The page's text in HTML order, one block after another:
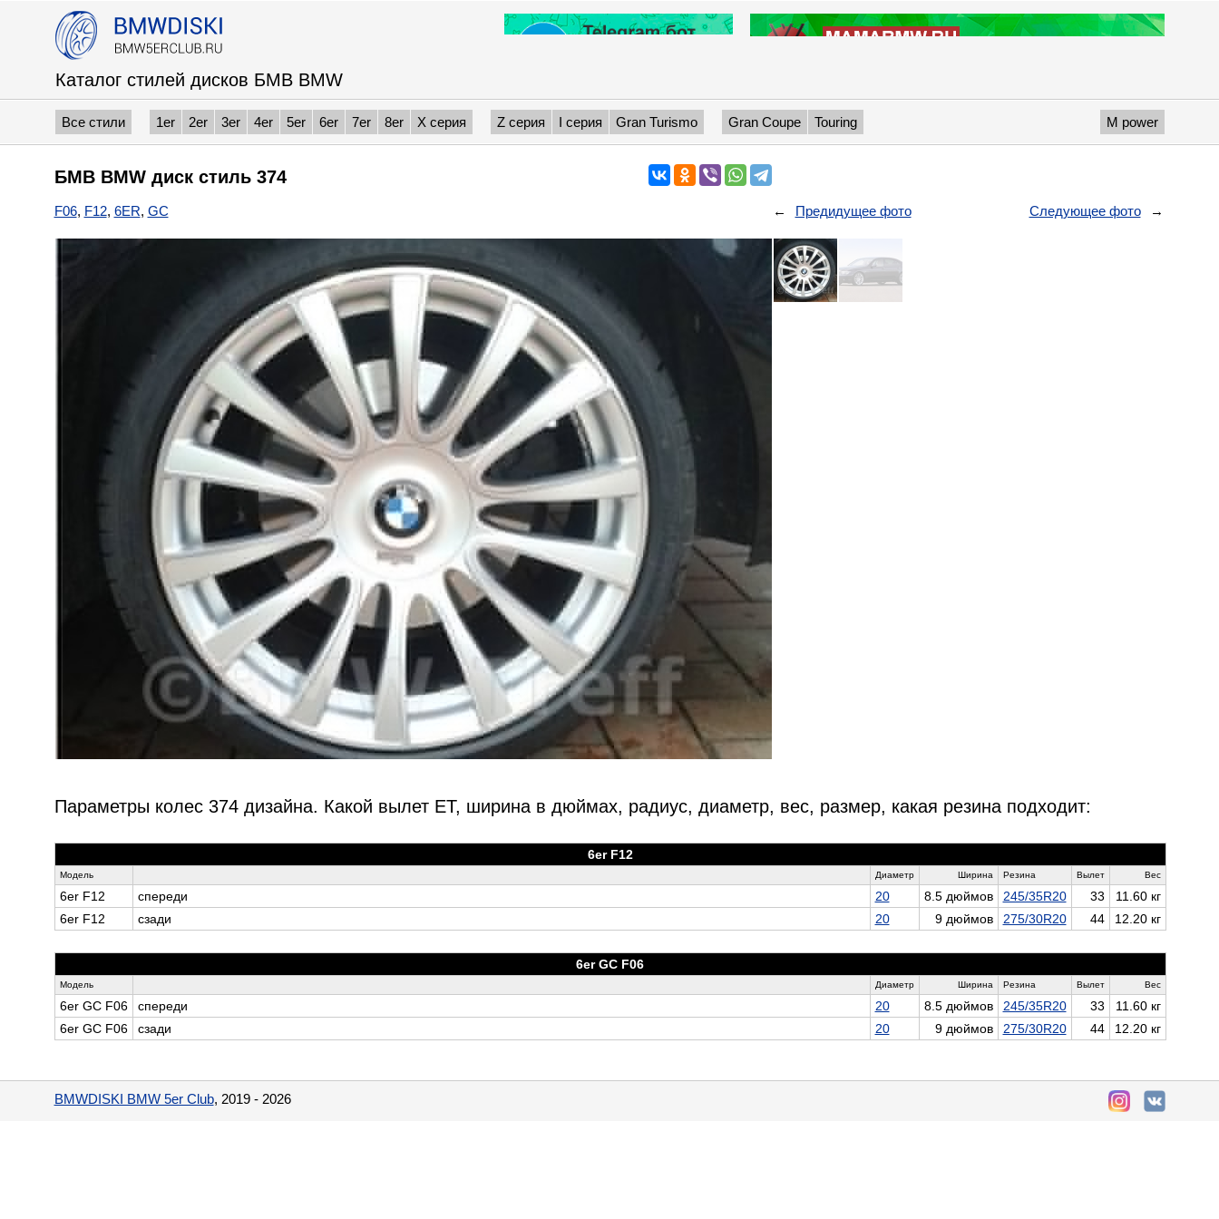
Каталог стилей дисков БМВ BMW
Все стили 1er 2er 3er 4er 5er 6er 7er 8er X серия Z серия I серия Gran Turismo Gran Coupe Touring M power
BMWDISKI BMW 5er Club, 2019 - 2026
БМВ BMW диск стиль 374
F06, F12, 6ER, GC ← Предидущее фото Следующее фото →
Параметры колес 374 дизайна. Какой вылет ET, ширина в дюймах, радиус, диаметр, вес, размер, какая резина подходит:
6er F12
Модель Диаметр Ширина Резина Вылет Вес
6er F12 спереди 20 8.5 дюймов 245/35R20 33
11.60 кг
6er F12
сзади 20 9 дюймов 275/30R20 44 12.20 кг
6er GC F06
Модель Диаметр Ширина Резина Вылет Вес
6er GC F06 спереди 20 8.5 дюймов 245/35R20 33
11.60 кг
6er GC F06
сзади 20 9 дюймов 275/30R20 44 12.20 кг